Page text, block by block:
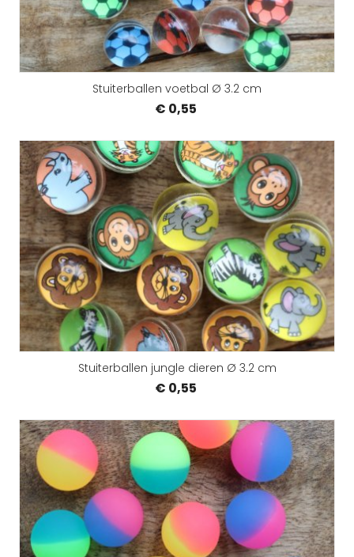
Stuiterballen voetbal Ø 3.2 cm
€ 0,55
Stuiterballen jungle dieren Ø 3.2 cm
€ 0,55